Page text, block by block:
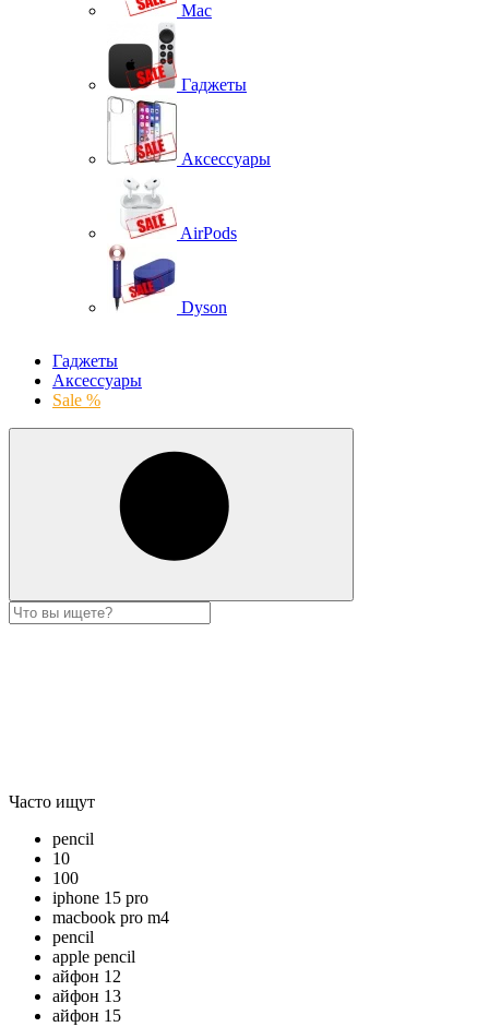
Mac
Гаджеты
Аксессуары
AirPods
Dyson
Гаджеты
Аксессуары
Sale %
Часто ищут
pencil
10
100
iphone 15 pro
macbook pro m4
pencil
apple pencil
айфон 12
айфон 13
айфон 15